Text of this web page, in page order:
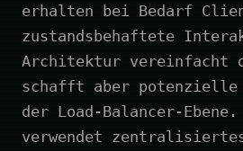
erhalten bei Bedarf
zustandsbehaftete
Architektur vereinfacht
schafft aber potenzielle
der Load-Balancer-
verwendet